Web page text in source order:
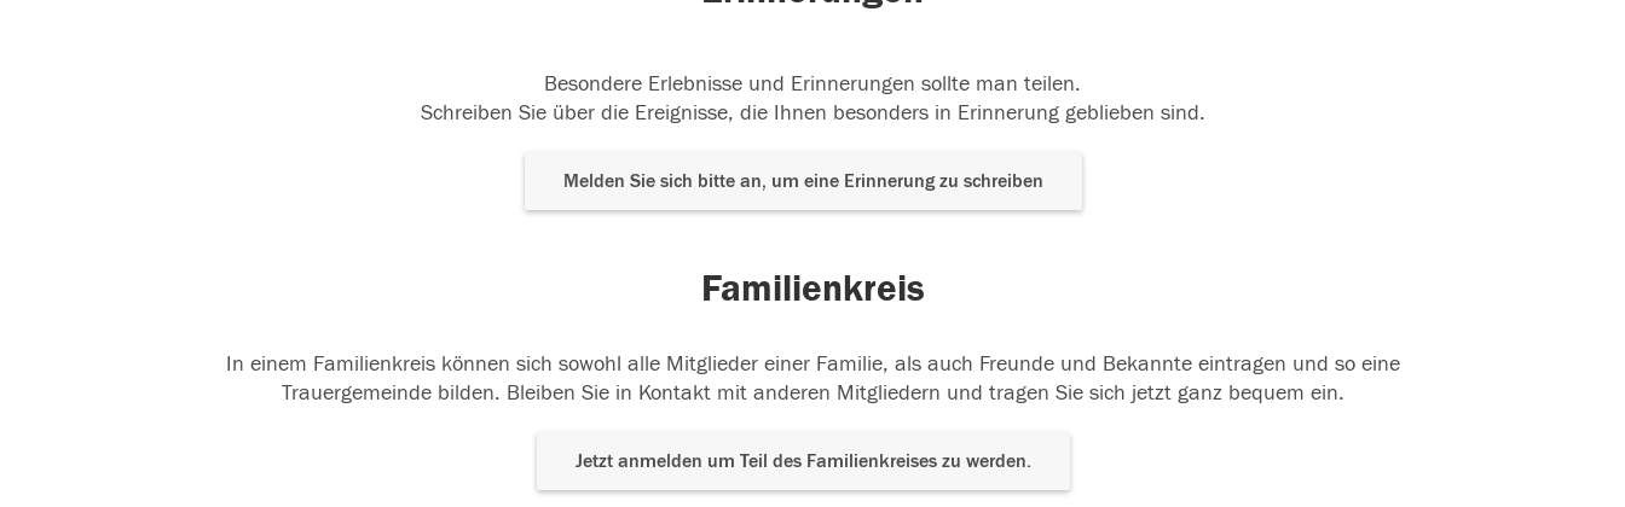
Besondere Erlebnisse und Erinnerungen sollte man teilen.
Schreiben Sie über die Ereignisse, die Ihnen besonders in Erinnerung geblieben sind.
Melden Sie sich bitte an, um eine Erinnerung zu schreiben
Familienkreis
In einem Familienkreis können sich sowohl alle Mitglieder einer Familie, als auch Freunde und Bekannte eintragen und so eine
Trauergemeinde bilden. Bleiben Sie in Kontakt mit anderen Mitgliedern und tragen Sie sich jetzt ganz bequem ein.
Jetzt anmelden um Teil des Familienkreises zu werden.